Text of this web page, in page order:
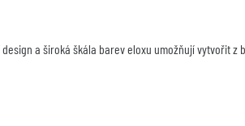
a široká škála barev eloxu umožňují vytvořit